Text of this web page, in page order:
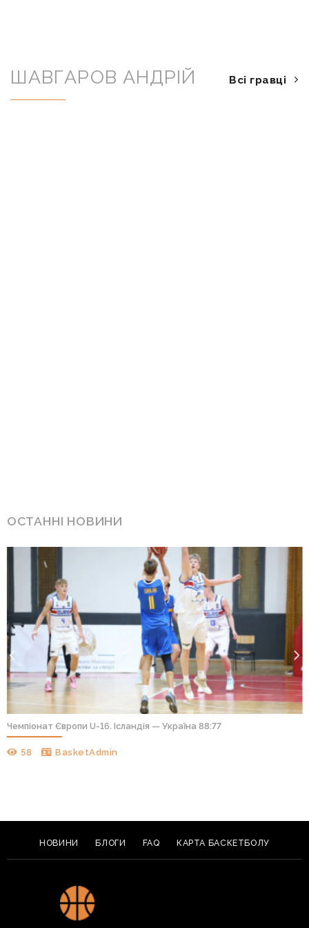
ШАВГАРОВ АНДРІЙ Всі гравці
ОСТАННІ НОВИНИ
Чемпіонат Європи U-16. Ісландія — Україна 88:77
58 BasketAdmin
НОВИНИ БЛОГИ FAQ КАРТА БАСКЕТБОЛУ